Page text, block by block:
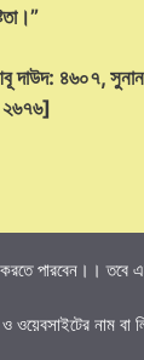
দাউদ: ৪৬০৭,
২৬৭৬]
পারবেন।। তবে
ওয়েবসাইটের নাম